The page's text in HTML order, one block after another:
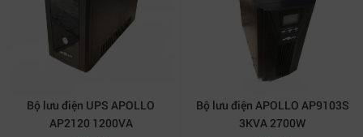
4. Ứng dụng thực tế của bộ lưu điện
apollo ap9103s
Bộ lưu điện apollo ap9103s
được ứng dụng rộng rãi
trong nhiều lĩnh vực đòi hỏi nguồn điện ổn định cao
như:Bộ lưu điện UPS APOLLO
AP2120 1200VA
Bộ lưu điện APOLLO AP9103S
3KVA 2700W